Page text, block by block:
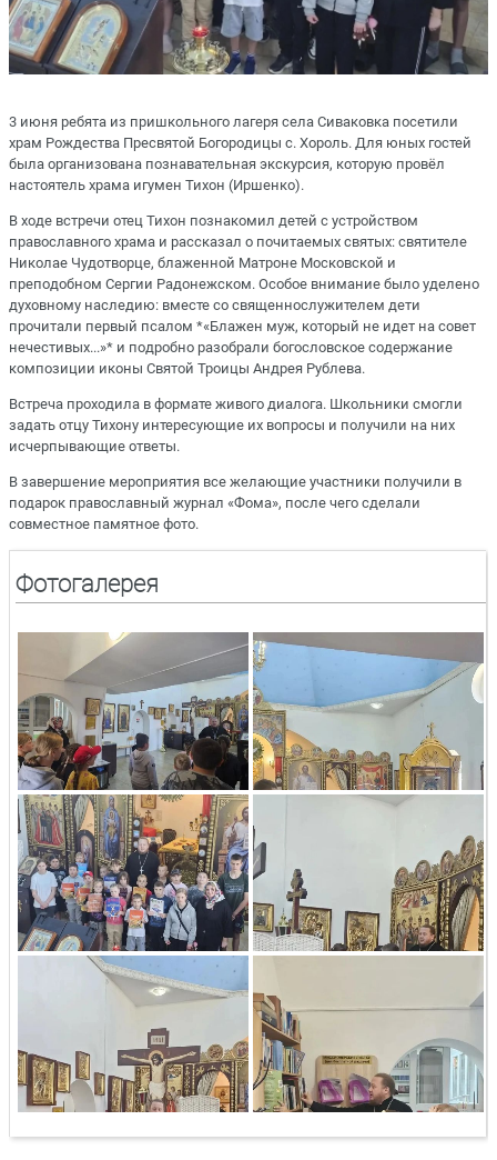
3 июня ребята из пришкольного лагеря села Сиваковка посетили
храм Рождества Пресвятой Богородицы с. Хороль. Для юных гостей
была организована познавательная экскурсия, которую провёл
настоятель храма игумен Тихон (Иршенко).
В ходе встречи отец Тихон познакомил детей с устройством
православного храма и рассказал о почитаемых святых: святителе
Николае Чудотворце, блаженной Матроне Московской и
преподобном Сергии Радонежском. Особое внимание было уделено
духовному наследию: вместе со священнослужителем дети
прочитали первый псалом *«Блажен муж, который не идет на совет
нечестивых...»* и подробно разобрали богословское содержание
композиции иконы Святой Троицы Андрея Рублева.
Встреча проходила в формате живого диалога. Школьники смогли
задать отцу Тихону интересующие их вопросы и получили на них
исчерпывающие ответы.
В завершение мероприятия все желающие участники получили в
подарок православный журнал «Фома», после чего сделали
совместное памятное фото.
Фотогалерея